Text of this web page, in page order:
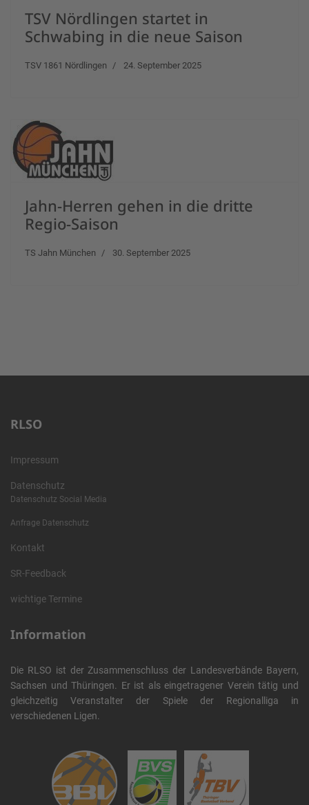
TSV Nördlingen startet in
Schwabing in die neue Saison
TSV 1861 Nördlingen 24. September 2025
Jahn-Herren gehen in die dritte
Regio-Saison
TS Jahn München 30. September 2025
RLSO
Impressum
Datenschutz
Datenschutz Social Media
Anfrage Datenschutz
Kontakt
SR-Feedback
wichtige Termine
Information
Die RLSO ist der Zusammenschluss der Landesverbände Bayern,
Sachsen und Thüringen. Er ist als eingetragener Verein tätig und
gleichzeitig Veranstalter der Spiele der Regionalliga in
verschiedenen Ligen.